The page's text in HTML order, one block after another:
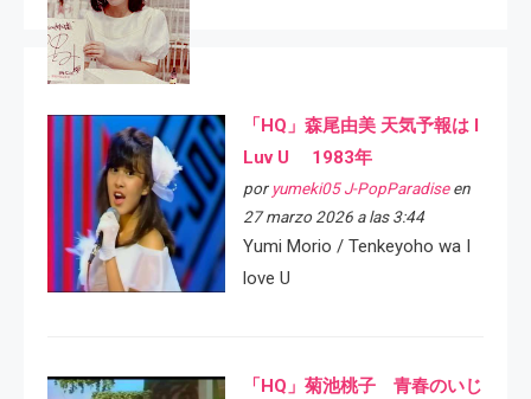
「HQ」森尾由美 天気予報は I
Luv U 1983年
por yumeki05 J-PopParadiseen
27 marzo 2026 a las 3:44
Yumi Morio / Tenkeyoho wa I
love U
「HQ」菊池桃子 青春のいじ